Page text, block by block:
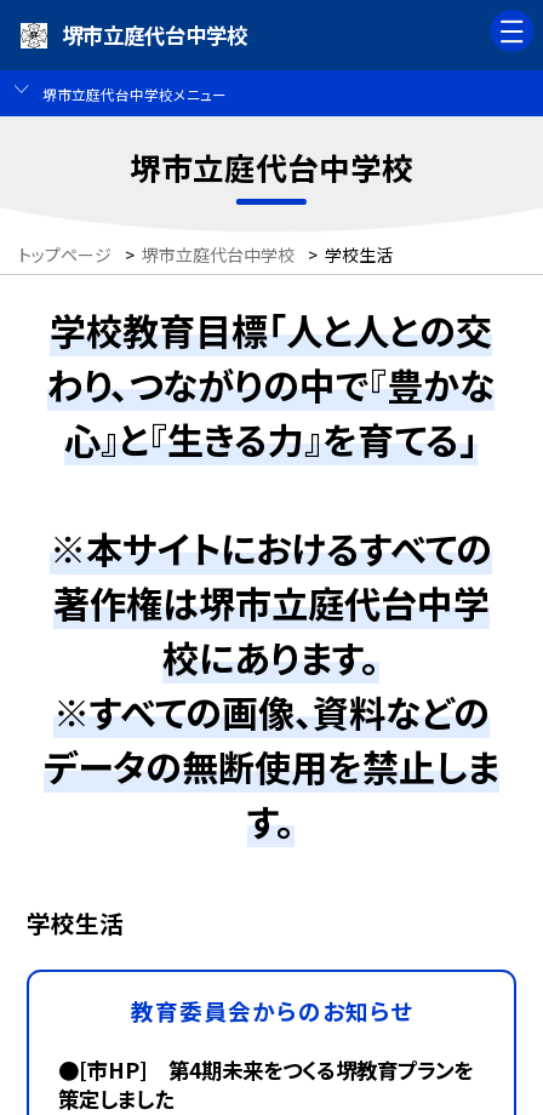
堺市立庭代台中学校
堺市立庭代台中学校メニュー
堺市立庭代台中学校
トップページ > 堺市立庭代台中学校 > 学校生活
学校教育目標「人と人との交
わり、つながりの中で『豊かな
心』と『生きる力』を育てる」
※本サイトにおけるすべての
著作権は堺市立庭代台中学
校にあります。
※すべての画像、資料などの
データの無断使用を禁止しま
す。
学校生活
教育委員会からのお知らせ
●[市HP] 第4期未来をつくる堺教育プランを
策定しました